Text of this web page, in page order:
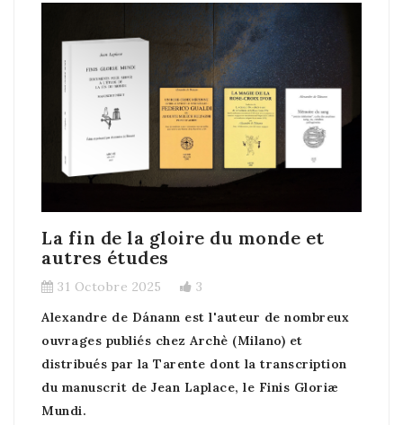
La fin de la gloire du monde et
autres études
31 Octobre 2025
3
Alexandre de Dánann est l'auteur de nombreux
ouvrages publiés chez Archè (Milano) et
distribués par la Tarente dont la transcription
du manuscrit de Jean Laplace, le Finis Gloriæ
Mundi.